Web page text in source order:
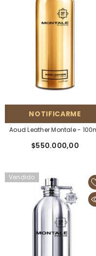
NOTIFICARME
Aoud Leather Montale -
$550.000,00
Vendido